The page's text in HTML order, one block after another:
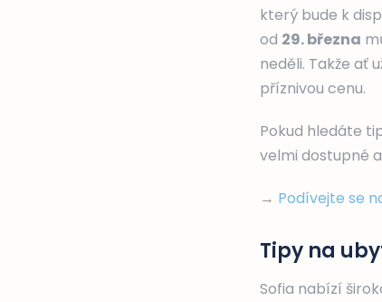
který bude k
od 29. března
neděli. Takže ať
příznivou cenu.
Pokud hledáte
velmi dostupné
→ Podívejte se
Tipy na
Sofia nabízí